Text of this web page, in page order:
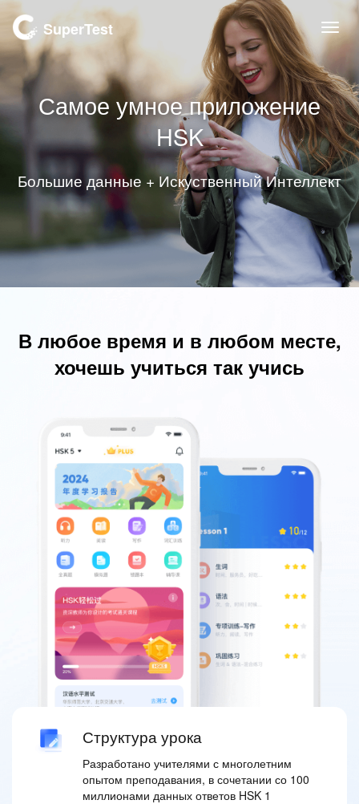
SuperTest
Самое умноеприложение
HSK
Большие данные + Искуственный Интеллект
В любое время и в любом месте,
хочешь учиться так учись
Структура урока
Разработано учителями с многолетним
опытом преподавания, в сочетании со 100
миллионами данных ответов HSK 1